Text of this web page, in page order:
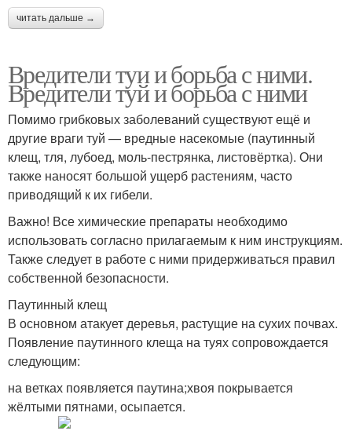
читать дальше →
Вредители туи и борьба с ними.
Вредители туй и борьба с ними
Помимо грибковых заболеваний существуют ещё и
другие враги туй — вредные насекомые (паутинный
клещ, тля, лубоед, моль-пестрянка, листовёртка). Они
также наносят большой ущерб растениям, часто
приводящий к их гибели.
Важно! Все химические препараты необходимо
использовать согласно прилагаемым к ним инструкциям.
Также следует в работе с ними придерживаться правил
собственной безопасности.
Паутинный клещ
В основном атакует деревья, растущие на сухих почвах.
Появление паутинного клеща на туях сопровождается
следующим:
на ветках появляется паутина;хвоя покрывается
жёлтыми пятнами, осыпается.